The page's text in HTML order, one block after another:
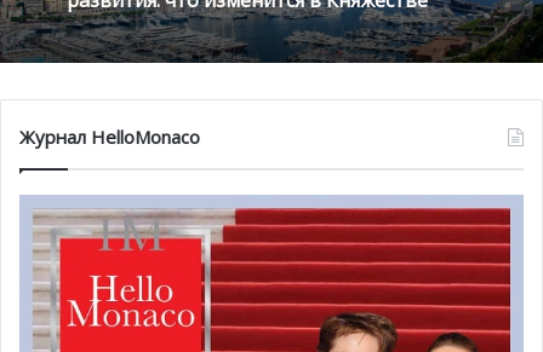
территории княжества в магазинах и бутиках, а именно
обеспечение соблюдения социальной дистанции
единовременно находиться в магазине (из расчёта 4
квадратных метра на человека, включая сотрудников
магазинов).
Людей, создающих очереди перед магазинами, могут
попросить разойтись, чтобы не создавать
столпотворения. Также напоминается, чтоношение
Журнал HelloMonaco